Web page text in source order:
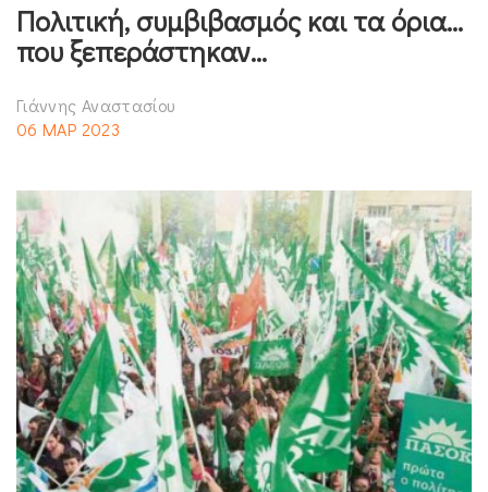
Πολιτική, συμβιβασμός και τα όρια…
που ξεπεράστηκαν…
Γιάννης Αναστασίου
06 ΜΑΡ 2023